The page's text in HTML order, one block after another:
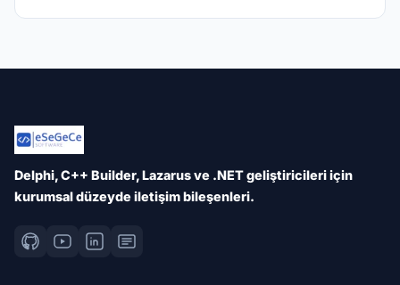
Delphi, C++ Builder, Lazarus ve .NET geliştiricileri için
kurumsal düzeyde iletişim bileşenleri.